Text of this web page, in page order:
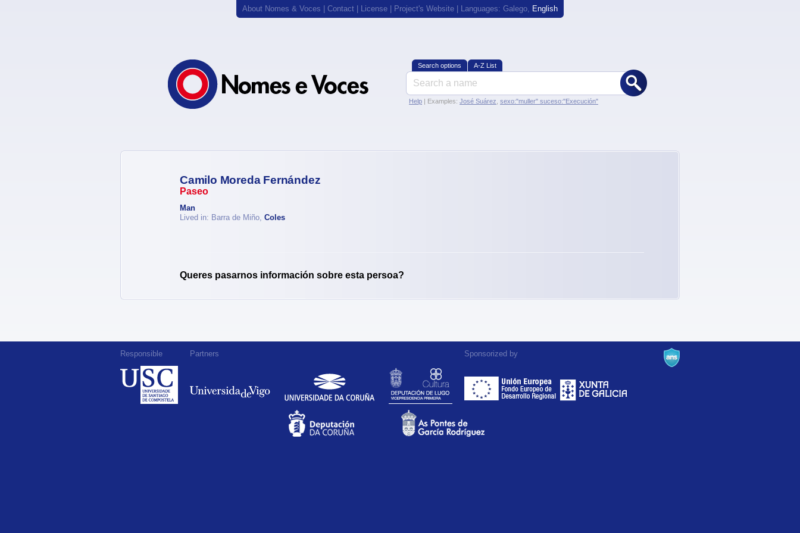
About Nomes & Voces Contact License Project's Website | Languages: Galego, English
Search options A-Z List
Help | Examples: José Suárez sexo:"muller" suceso:"Execución"
Camilo Moreda Fernández
Paseo
Man
Lived in: Barra de Miño, Coles
Queres pasarnos información sobre esta persoa?
Responsible Partners Sponsorized by